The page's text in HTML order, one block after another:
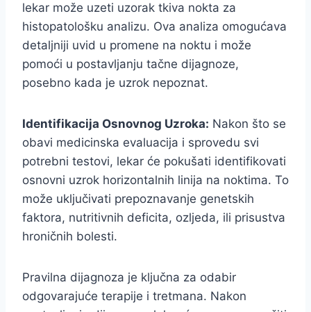
lekar može uzeti uzorak tkiva nokta za
histopatološku analizu. Ova analiza omogućava
detaljniji uvid u promene na noktu i može
pomoći u postavljanju tačne dijagnoze,
posebno kada je uzrok nepoznat.
Identifikacija Osnovnog Uzroka: Nakon što se
obavi medicinska evaluacija i sprovedu svi
potrebni testovi, lekar će pokušati identifikovati
osnovni uzrok horizontalnih linija na noktima. To
može uključivati prepoznavanje genetskih
faktora, nutritivnih deficita, ozljeda, ili prisustva
hroničnih bolesti.
Pravilna dijagnoza je ključna za odabir
odgovarajuće terapije i tretmana. Nakon